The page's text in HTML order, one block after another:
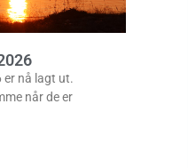
er nå lagt ut.
når de er